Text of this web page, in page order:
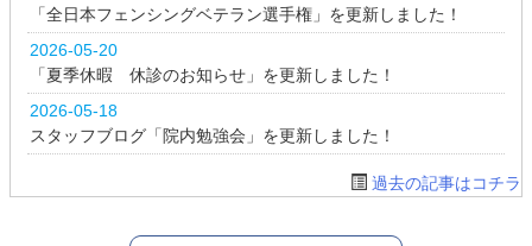
「全日本フェンシングベテラン選手権」を更新しました！
2026-05-20
「夏季休暇 休診のお知らせ」を更新しました！
2026-05-18
スタッフブログ「院内勉強会」を更新しました！
過去の記事はコチラ